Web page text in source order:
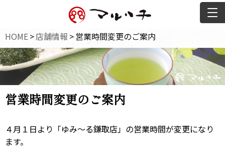
HOME>店舗情報 >営業時間変更のご案内
営業時間変更のご案内
４月１日より「ゆみ～る鎌取店」の営業時間が変更になり
ます。